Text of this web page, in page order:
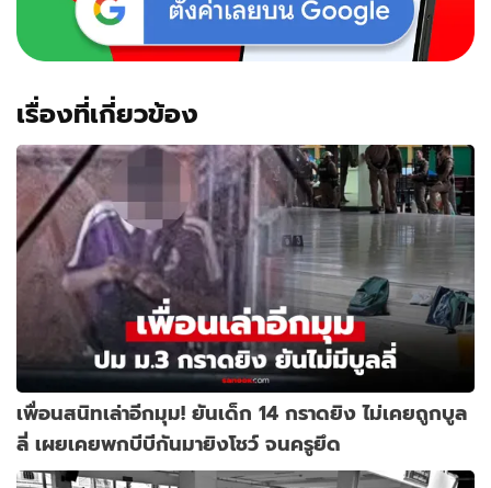
เรื่องที่เกี่ยวข้อง
เพื่อนสนิทเล่าอีกมุม! ยันเด็ก 14 กราดยิง ไม่เคยถูกบูล
ลี่ เผยเคยพกบีบีกันมายิงโชว์ จนครูยึด